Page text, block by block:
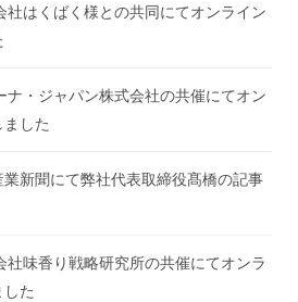
社はくばく様との共同にてオンライン
ナ・ジャパン株式会社の共催にてオン
した
新聞にて弊社代表取締役髙橋の記事
社味香り戦略研究所の共催にてオンラ
た